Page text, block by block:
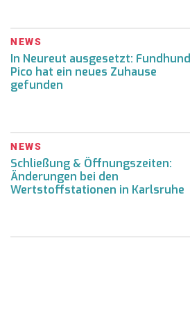
NEWS
In Neureut ausgesetzt: Fundhund
Pico hat ein neues Zuhause
gefunden
NEWS
Schließung & Öffnungszeiten:
Änderungen bei den
Wertstoffstationen in Karlsruhe